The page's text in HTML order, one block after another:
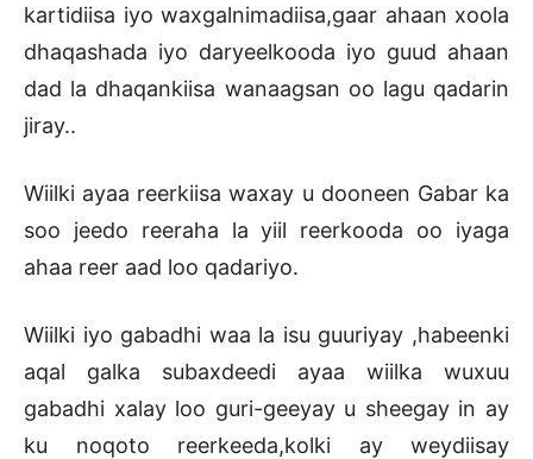
kartidiisa iyo waxgalnimadiisa,gaar ahaan xoola
dhaqashada iyo daryeelkooda iyo guud ahaan
dad la dhaqankiisa wanaagsan oo lagu qadarin
jiray..
Wiilki ayaa reerkiisa waxay u dooneen Gabar ka
soo jeedo reeraha la yiil reerkooda oo iyaga
ahaa reer aad loo qadariyo.
Wiilki iyo gabadhi waa la isu guuriyay ,habeenki
aqal galka subaxdeedi ayaa wiilka wuxuu
gabadhi xalay loo guri-geeyay u sheegay in ay
ku noqoto reerkeeda,kolki ay weydiisay